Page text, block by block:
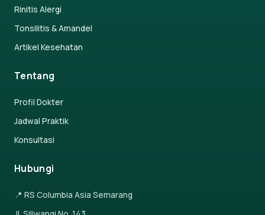
Rinitis Alergi
Tonsilitis & Amandel
Artikel Kesehatan
Tentang
Profil Dokter
Jadwal Praktik
Konsultasi
Hubungi
📍 RS Columbia Asia Semarang